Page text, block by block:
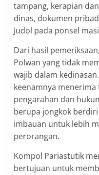
tampang, kerapian
dinas, dokumen
Judol pada ponsel
Dari hasil
Polwan yang tidak
wajib dalam
keenamnya
pengarahan dan
berupa jongkok
imbauan untuk lebih
perorangan.
Kompol Pariastutik
bertujuan untuk